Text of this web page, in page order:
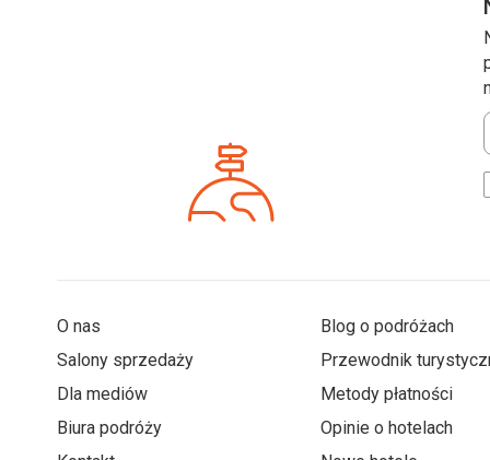
O nas
Salony sprzedaży
Dla mediów
Biura podróży
Blog o podróżach
Przewodnik
Metody płatności
Opinie o hotelach